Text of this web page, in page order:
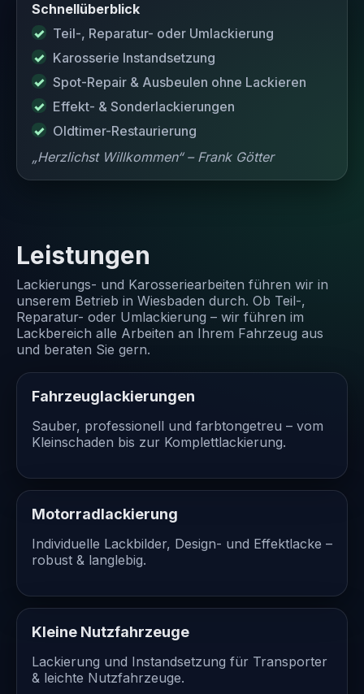
Schnellüberblick
Teil-, Reparatur- oder Umlackierung
Karosserie Instandsetzung
Spot-Repair & Ausbeulen ohne Lackieren
Effekt- & Sonderlackierungen
Oldtimer-Restaurierung
„Herzlichst Willkommen“ – Frank Götter
Leistungen
Lackierungs- und Karosseriearbeiten führen wir in
unserem Betrieb in Wiesbaden durch. Ob Teil-,
Reparatur- oder Umlackierung – wir führen im
Lackbereich alle Arbeiten an Ihrem Fahrzeug aus
und beraten Sie gern.
Fahrzeuglackierungen
Sauber, professionell und farbtongetreu – vom
Kleinschaden bis zur Komplettlackierung.
Motorradlackierung
Individuelle Lackbilder, Design- und Effektlacke –
robust & langlebig.
Kleine Nutzfahrzeuge
Lackierung und Instandsetzung für Transporter
& leichte Nutzfahrzeuge.